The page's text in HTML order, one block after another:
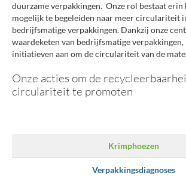
Geschiedenis
Onze missie
Onze waarden
Contacteer ons
duurzame verpakkingen. Onze rol bestaat erin
mogelijk te begeleiden naar meer circulariteit
bedrijfsmatige verpakkingen. Dankzij onze
waardeketen van bedrijfsmatige verpakkingen,
initiatieven aan om de circulariteit van de
Onze acties om de
circulariteit te promoten
Krimphoezen
Verpakkingsdiagnoses